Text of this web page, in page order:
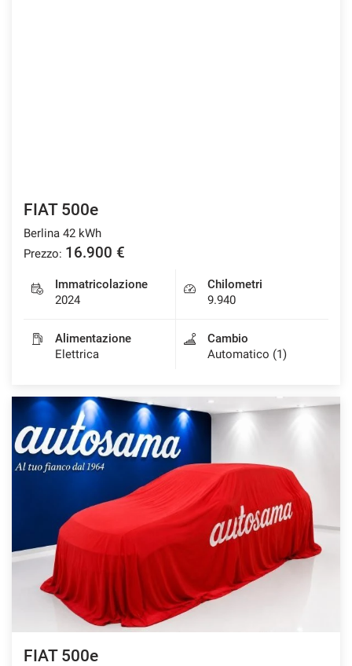
FIAT 500e
Berlina 42 kWh
Prezzo: 16.900 €
Immatricolazione
2024
Chilometri
9.940
Alimentazione
Elettrica
Cambio
Automatico (1)
FIAT 500e